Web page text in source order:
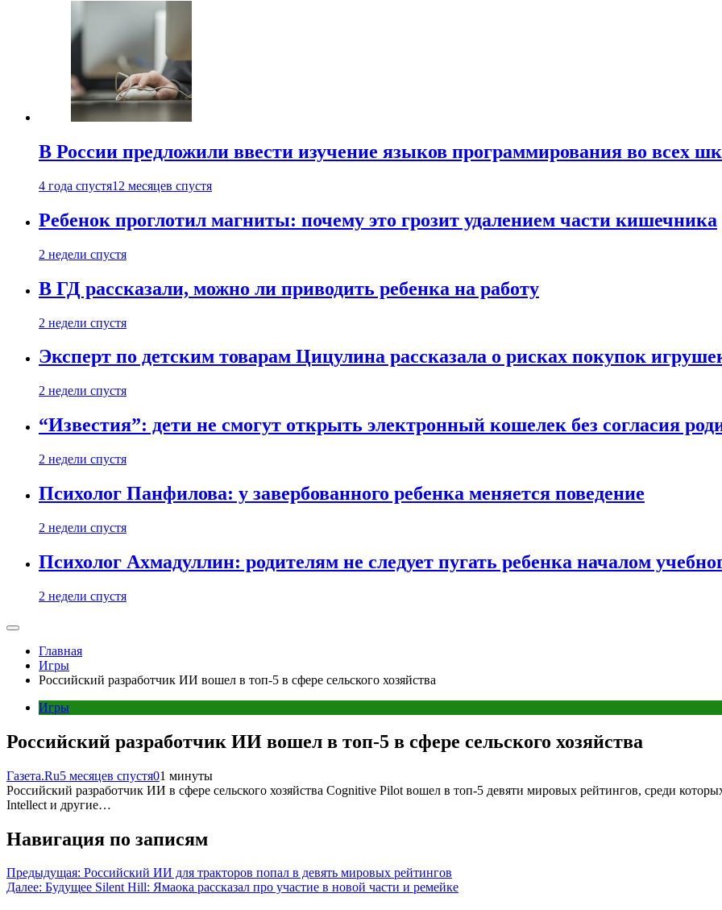
В России предложили ввести изучение языков программирования во всех
4 года спустя12 месяцев спустя
Ребенок проглотил магниты: почему это грозит удалением части кишечника
2 недели спустя
В ГД рассказали, можно ли приводить ребенка на работу
2 недели спустя
Эксперт по детским товарам Цицулина рассказала о рисках покупок
2 недели спустя
“Известия”: дети не смогут открыть электронный кошелек без согласия
2 недели спустя
Психолог Панфилова: у завербованного ребенка меняется поведение
2 недели спустя
Психолог Ахмадуллин: родителям не следует пугать ребенка началом
2 недели спустя
Главная
Игры
Российский разработчик ИИ вошел в топ-5 в сфере сельского хозяйства
Игры
Российский разработчик ИИ вошел в топ-5 в сфере сельского хозяйства
Газета.Ru5 месяцев спустя01 минуты
Российский разработчик ИИ в сфере сельского хозяйства Cognitive Pilot вошел в топ-5 девяти мировых рейтингов, среди
Intellect и другие…
Навигация по записям
Предыдущая: Российский ИИ для тракторов попал в девять мировых рейтингов
Далее: Будущее Silent Hill: Ямаока рассказал про участие в новой части и ремейке